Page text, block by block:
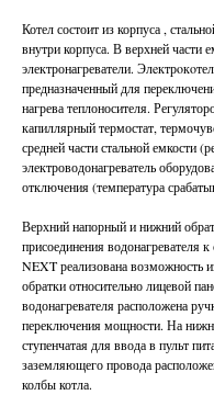
Котел состоит из корпуса ,
внутри корпуса. В верхней части
электронагреватели.
предназначенный для
нагрева теплоносителя.
капиллярный термостат,
средней части стальной емкости
электроводонагреватель
отключения (температура
Верхний напорный и нижний
присоединения
NEXT реализована возможность
обратки относительно лицевой
водонагревателя расположена
переключения мощности. На
ступенчатая для ввода в пульт
заземляющего провода
колбы котла.